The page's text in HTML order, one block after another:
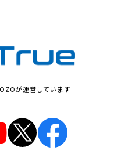
が運営しています